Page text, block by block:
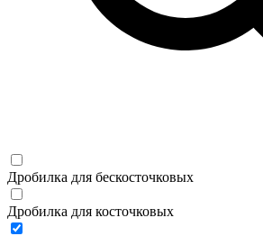
Дробилка для бескосточковых
Дробилка для косточковых